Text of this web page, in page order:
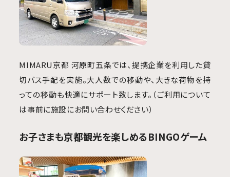
MIMARU京都 河原町五条では、提携企業を利用した貸
切バス手配を実施。大人数での移動や、大きな荷物を持
っての移動も快適にサポート致します。（ご利用について
は事前に施設にお問い合わせください）
お子さまも京都観光を楽しめるBINGOゲーム